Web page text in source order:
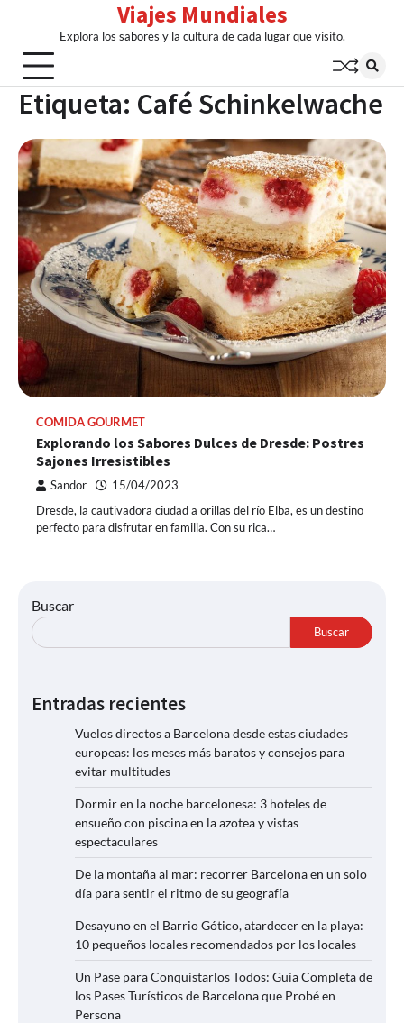
content
Viajes Mundiales
Explora los sabores y la cultura de cada lugar que visito.
Etiqueta: Café Schinkelwache
COMIDA GOURMET
Explorando los Sabores Dulces de Dresde: Postres
Sajones Irresistibles
Sandor 15/04/2023
Dresde, la cautivadora ciudad a orillas del río Elba, es un destino
perfecto para disfrutar en familia. Con su rica…
Buscar
Buscar
Entradas recientes
Vuelos directos a Barcelona desde estas ciudades
europeas: los meses más baratos y consejos para
evitar multitudes
Dormir en la noche barcelonesa: 3 hoteles de
ensueño con piscina en la azotea y vistas
espectaculares
De la montaña al mar: recorrer Barcelona en un solo
día para sentir el ritmo de su geografía
Desayuno en el Barrio Gótico, atardecer en la playa:
10 pequeños locales recomendados por los locales
Un Pase para Conquistarlos Todos: Guía Completa de
los Pases Turísticos de Barcelona que Probé en
Persona